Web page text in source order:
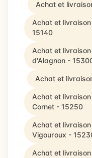
Achat et
Achat et
15140
Achat et
d'Alagnon -
Achat et
Achat et
Cornet - 15250
Achat et
Vigouroux -
Achat et